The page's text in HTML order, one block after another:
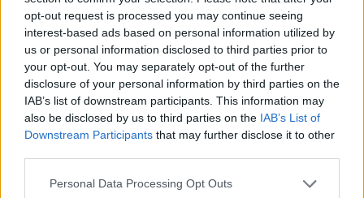
opt-out request is processed you may continue seeing
interest-based ads based on personal information utilized by
us or personal information disclosed to third parties prior to
your opt-out. You may separately opt-out of the further
disclosure of your personal information by third parties on the
IAB’s list of downstream participants. This information may
also be disclosed by us to third parties on the IAB’s List of
Downstream Participants that may further disclose it to other
Please note that this website/app uses one or more Google
Personal Data Processing Opt Outs
2023, στο πλαίσιο μιας προσπάθειας να
επανακαθορίσει το μέλλον της ψηφιακής δημόσιας
σφαίρας. Ωστόσο, η επανεκκίνηση αυτή συνοδεύτηκε
από έντονη κριτική και αυξανόμενες ανησυχίες γύρω
από την προστασία των προσωπικών δεδομένων και
τη διάδοση ακραίων πολιτικών φωνών μέσα από την
Η εμπλοκή της αστυνομίας στη διαδικασία έρευνας